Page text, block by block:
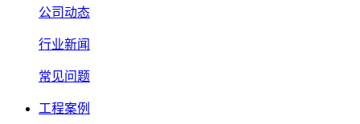
公司动态
行业新闻
常见问题
工程案例